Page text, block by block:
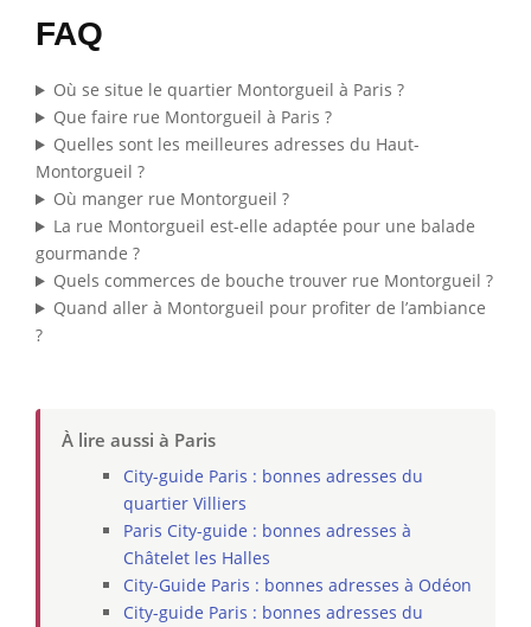
FAQ
Où se situe le quartier Montorgueil à Paris ?
Que faire rue Montorgueil à Paris ?
Quelles sont les meilleures adresses du Haut-
Montorgueil ?
Où manger rue Montorgueil ?
La rue Montorgueil est-elle adaptée pour une balade
gourmande ?
Quels commerces de bouche trouver rue Montorgueil ?
Quand aller à Montorgueil pour profiter de l’ambiance
?
À lire aussi à Paris
City-guide Paris : bonnes adresses du
quartier Villiers
Paris City-guide : bonnes adresses à
Châtelet les Halles
City-Guide Paris : bonnes adresses à Odéon
City-guide Paris : bonnes adresses du